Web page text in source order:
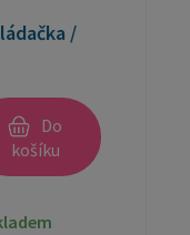
/
Do
košíku